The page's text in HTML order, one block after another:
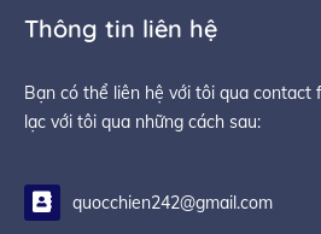
Thông tin liên hệ
Bạn có thể liên hệ với tôi qua contact
lạc với tôi qua những cách sau:
quocchien242@gmail.com